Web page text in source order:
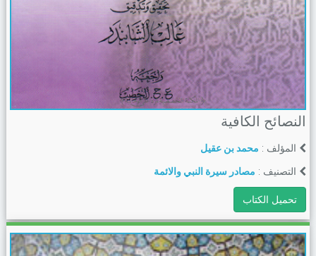
النصائح الكافية
المؤلف : محمد بن عقيل
التصنيف : مصادر سيرة النبي والائمة
تحميل الكتاب